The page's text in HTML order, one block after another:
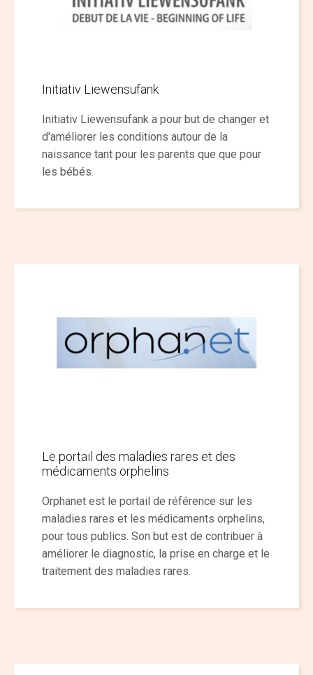
Initiativ Liewensufank
Initiativ Liewensufank a pour but de changer et
d'améliorer les conditions autour de la
naissance tant pour les parents que que pour
les bébés.
Le portail des maladies rares et des
médicaments orphelins
Orphanet est le portail de référence sur les
maladies rares et les médicaments orphelins,
pour tous publics. Son but est de contribuer à
améliorer le diagnostic, la prise en charge et le
traitement des maladies rares.